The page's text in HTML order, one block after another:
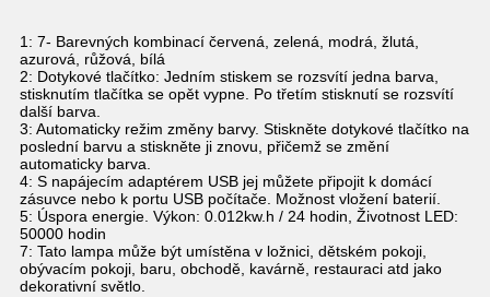
1: 7- Barevných kombinací červená, zelená, modrá, žlutá,
azurová, růžová, bílá
2: Dotykové tlačítko: Jedním stiskem se rozsvítí jedna barva,
stisknutím tlačítka se opět vypne. Po třetím stisknutí se rozsvítí
další barva.
3: Automaticky režim změny barvy. Stiskněte dotykové tlačítko na
poslední barvu a stiskněte ji znovu, přičemž se změní
automaticky barva.
4: S napájecím adaptérem USB jej můžete připojit k domácí
zásuvce nebo k portu USB počítače. Možnost vložení baterií.
5: Úspora energie. Výkon: 0.012kw.h / 24 hodin, Životnost LED:
50000 hodin
7: Tato lampa může být umístěna v ložnici, dětském pokoji,
obývacím pokoji, baru, obchodě, kavárně, restauraci atd jako
dekorativní světlo.